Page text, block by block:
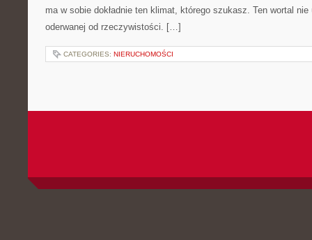
ma w sobie dokładnie ten klimat, którego szukasz. Ten wortal
oderwanej od rzeczywistości. […]
CATEGORIES: NIERUCHOMOŚCI